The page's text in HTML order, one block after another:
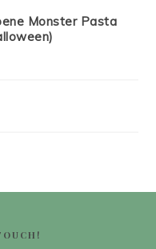
Monster Pasta